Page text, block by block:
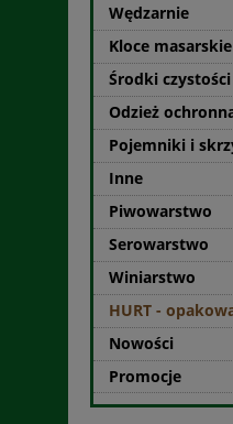
Wędzarnie
Kloce masarskie
Środki czystości
Odzież
Pojemniki i
Inne
Piwowarstwo
Serowarstwo
Winiarstwo
HURT -
Nowości
Promocje